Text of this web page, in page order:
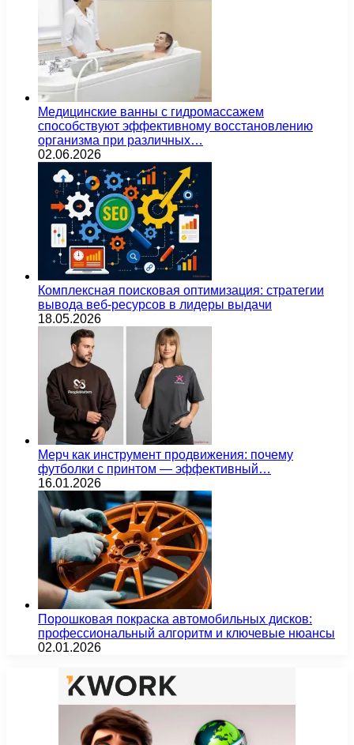
Медицинские ванны с гидромассажем
способствуют эффективному восстановлению
организма при различных…
02.06.2026
Комплексная поисковая оптимизация: стратегии
вывода веб-ресурсов в лидеры выдачи
18.05.2026
Мерч как инструмент продвижения: почему
футболки с принтом — эффективный…
16.01.2026
Порошковая покраска автомобильных дисков:
профессиональный алгоритм и ключевые нюансы
02.01.2026